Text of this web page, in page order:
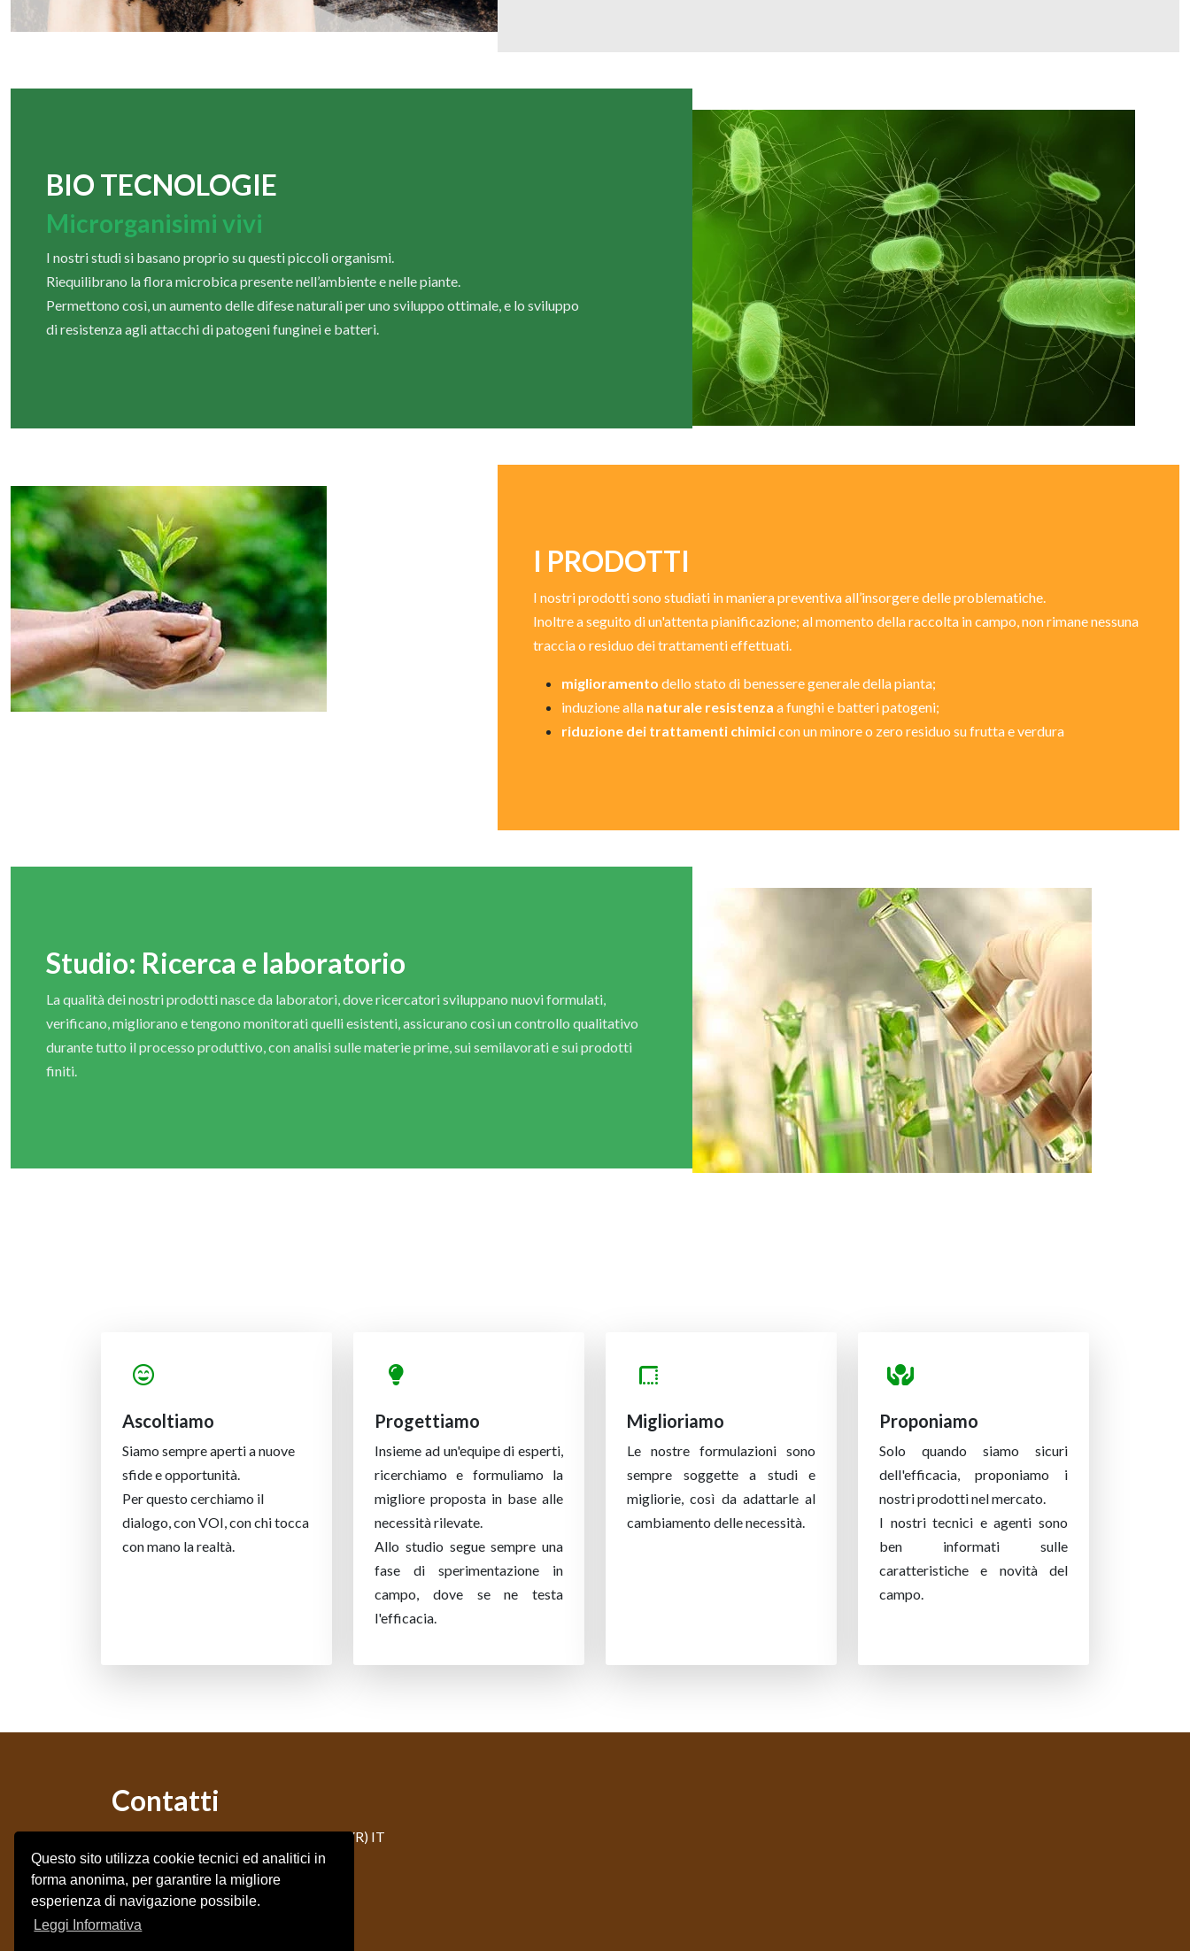
Questo sito utilizza cookie tecnici ed analitici in
forma anonima, per garantire la migliore
esperienza di navigazione possibile.
Leggi Informativa
BIO TECNOLOGIE
Microrganisimi vivi
I nostri studi si basano proprio su questi piccoli organismi.
Riequilibrano la flora microbica presente nell’ambiente e nelle piante.
Permettono così, un aumento delle difese naturali per uno sviluppo ottimale, e lo sviluppo
di resistenza agli attacchi di patogeni funginei e batteri.
I PRODOTTI
I nostri prodotti sono studiati in maniera preventiva all’insorgere delle problematiche.
Inoltre a seguito di un'attenta pianificazione; al momento della raccolta in campo, non rimane nessuna
traccia o residuo dei trattamenti effettuati.
miglioramento dello stato di benessere generale della pianta;
induzione alla naturale resistenza a funghi e batteri patogeni;
riduzione dei trattamenti chimicicon un minore o zero residuo su frutta e verdura
Studio: Ricerca e laboratorio
La qualità dei nostri prodotti nasce da laboratori, dove ricercatori sviluppano nuovi formulati,
verificano, migliorano e tengono monitorati quelli esistenti, assicurano così un controllo qualitativo
durante tutto il processo produttivo, con analisi sulle materie prime, sui semilavorati e sui prodotti
finiti.
Ascoltiamo
Siamo sempre aperti a nuove
sfide e opportunità.
Per questo cerchiamo il
dialogo, con VOI, con chi tocca
con mano la realtà.
Progettiamo
Insieme ad un'equipe di esperti,
ricerchiamo e formuliamo la
migliore proposta in base alle
necessità rilevate.
Allo studio segue sempre una
fase di sperimentazione in
campo, dove se ne testa
l'efficacia.
Miglioriamo
Le nostre formulazioni sono
sempre soggette a studi e
migliorie, così da adattarle al
cambiamento delle necessità.
Proponiamo
Solo quando siamo sicuri
dell'efficacia, proponiamo i
nostri prodotti nel mercato.
I nostri tecnici e agenti sono
ben informati sulle
caratteristiche e novità del
campo.
Contatti
Via Veneto 8 - 37044 Cologna Veneta (VR) IT
Tel. +39 0442 412833
E-Mail: info@specialagri.it